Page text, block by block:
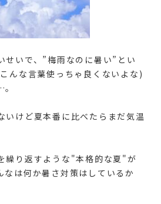
せいで、”梅雨なのに暑い”とい
んな言葉使っちゃ良くないよな)
いけど夏本番に比べたらまだ気温
繰り返すような"本格的な夏"が
なは何か暑さ対策はしているか